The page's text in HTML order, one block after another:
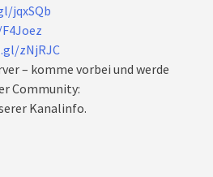
jqxSQb
zNjRJC
– komme vorbei und werde
Community:
Kanalinfo.